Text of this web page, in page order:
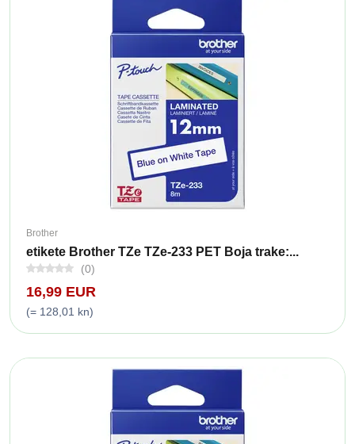
Brother
etikete Brother TZe TZe-233 PET Boja trake:...
(0)
16,99 EUR
(= 128,01 kn)